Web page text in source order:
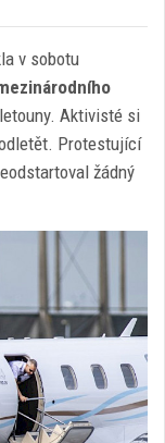
v sobotu
Aktivisté si
Protestující
žádný